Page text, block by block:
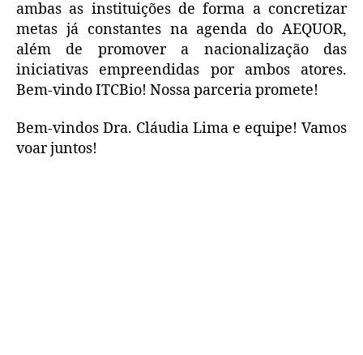
ambas as instituições de forma a concretizar
metas já constantes na agenda do AEQUOR,
além de promover a nacionalização das
iniciativas empreendidas por ambos atores.
Bem-vindo ITCBio! Nossa parceria promete!
Bem-vindos Dra. Cláudia Lima e equipe! Vamos
voar juntos!